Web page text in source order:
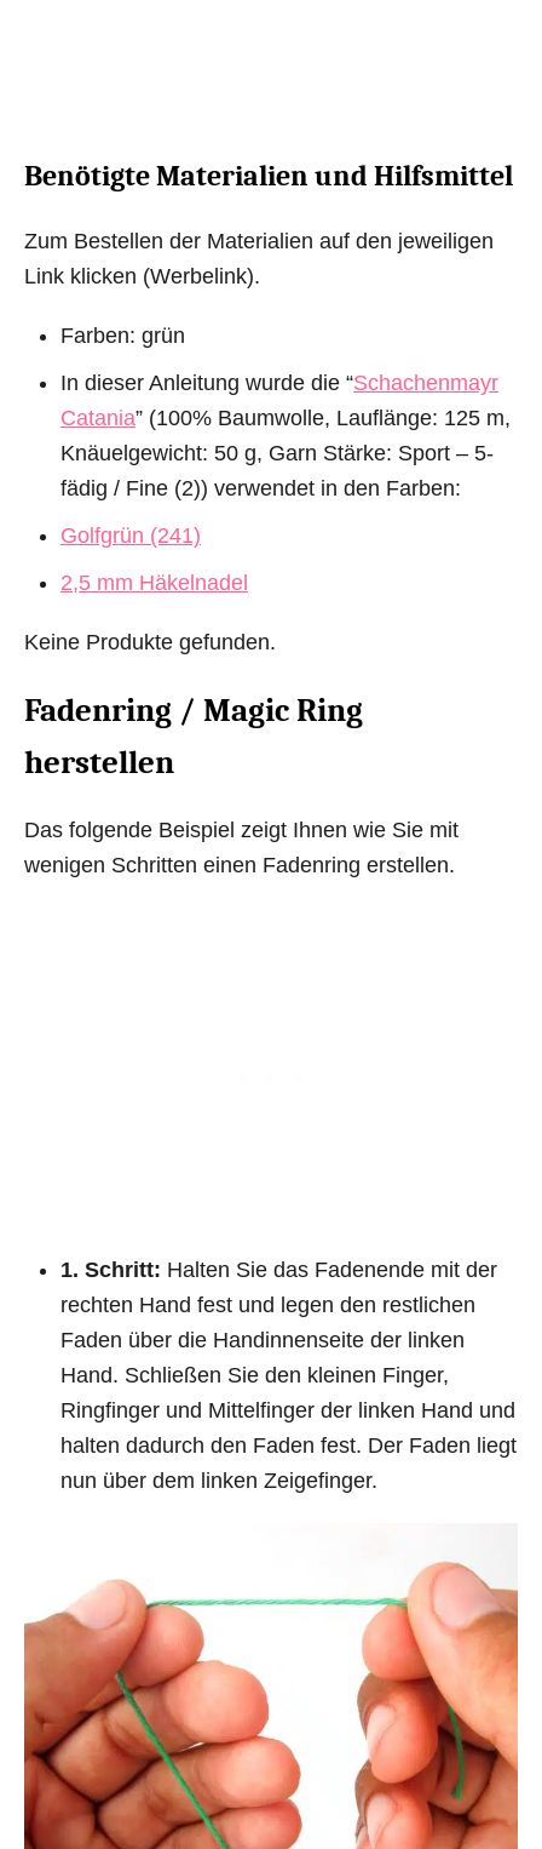
Benötigte Materialien und Hilfsmittel
Zum Bestellen der Materialien auf den jeweiligen
Link klicken (Werbelink).
Farben: grün
In dieser Anleitung wurde die “Schachenmayr
Catania” (100% Baumwolle, Lauflänge: 125 m,
Knäuelgewicht: 50 g, Garn Stärke: Sport – 5-
fädig / Fine (2)) verwendet in den Farben:
Golfgrün (241)
2,5 mm Häkelnadel
Keine Produkte gefunden.
Fadenring / Magic Ring
herstellen
Das folgende Beispiel zeigt Ihnen wie Sie mit
wenigen Schritten einen Fadenring erstellen.
1. Schritt: Halten Sie das Fadenende mit der
rechten Hand fest und legen den restlichen
Faden über die Handinnenseite der linken
Hand. Schließen Sie den kleinen Finger,
Ringfinger und Mittelfinger der linken Hand und
halten dadurch den Faden fest. Der Faden liegt
nun über dem linken Zeigefinger.